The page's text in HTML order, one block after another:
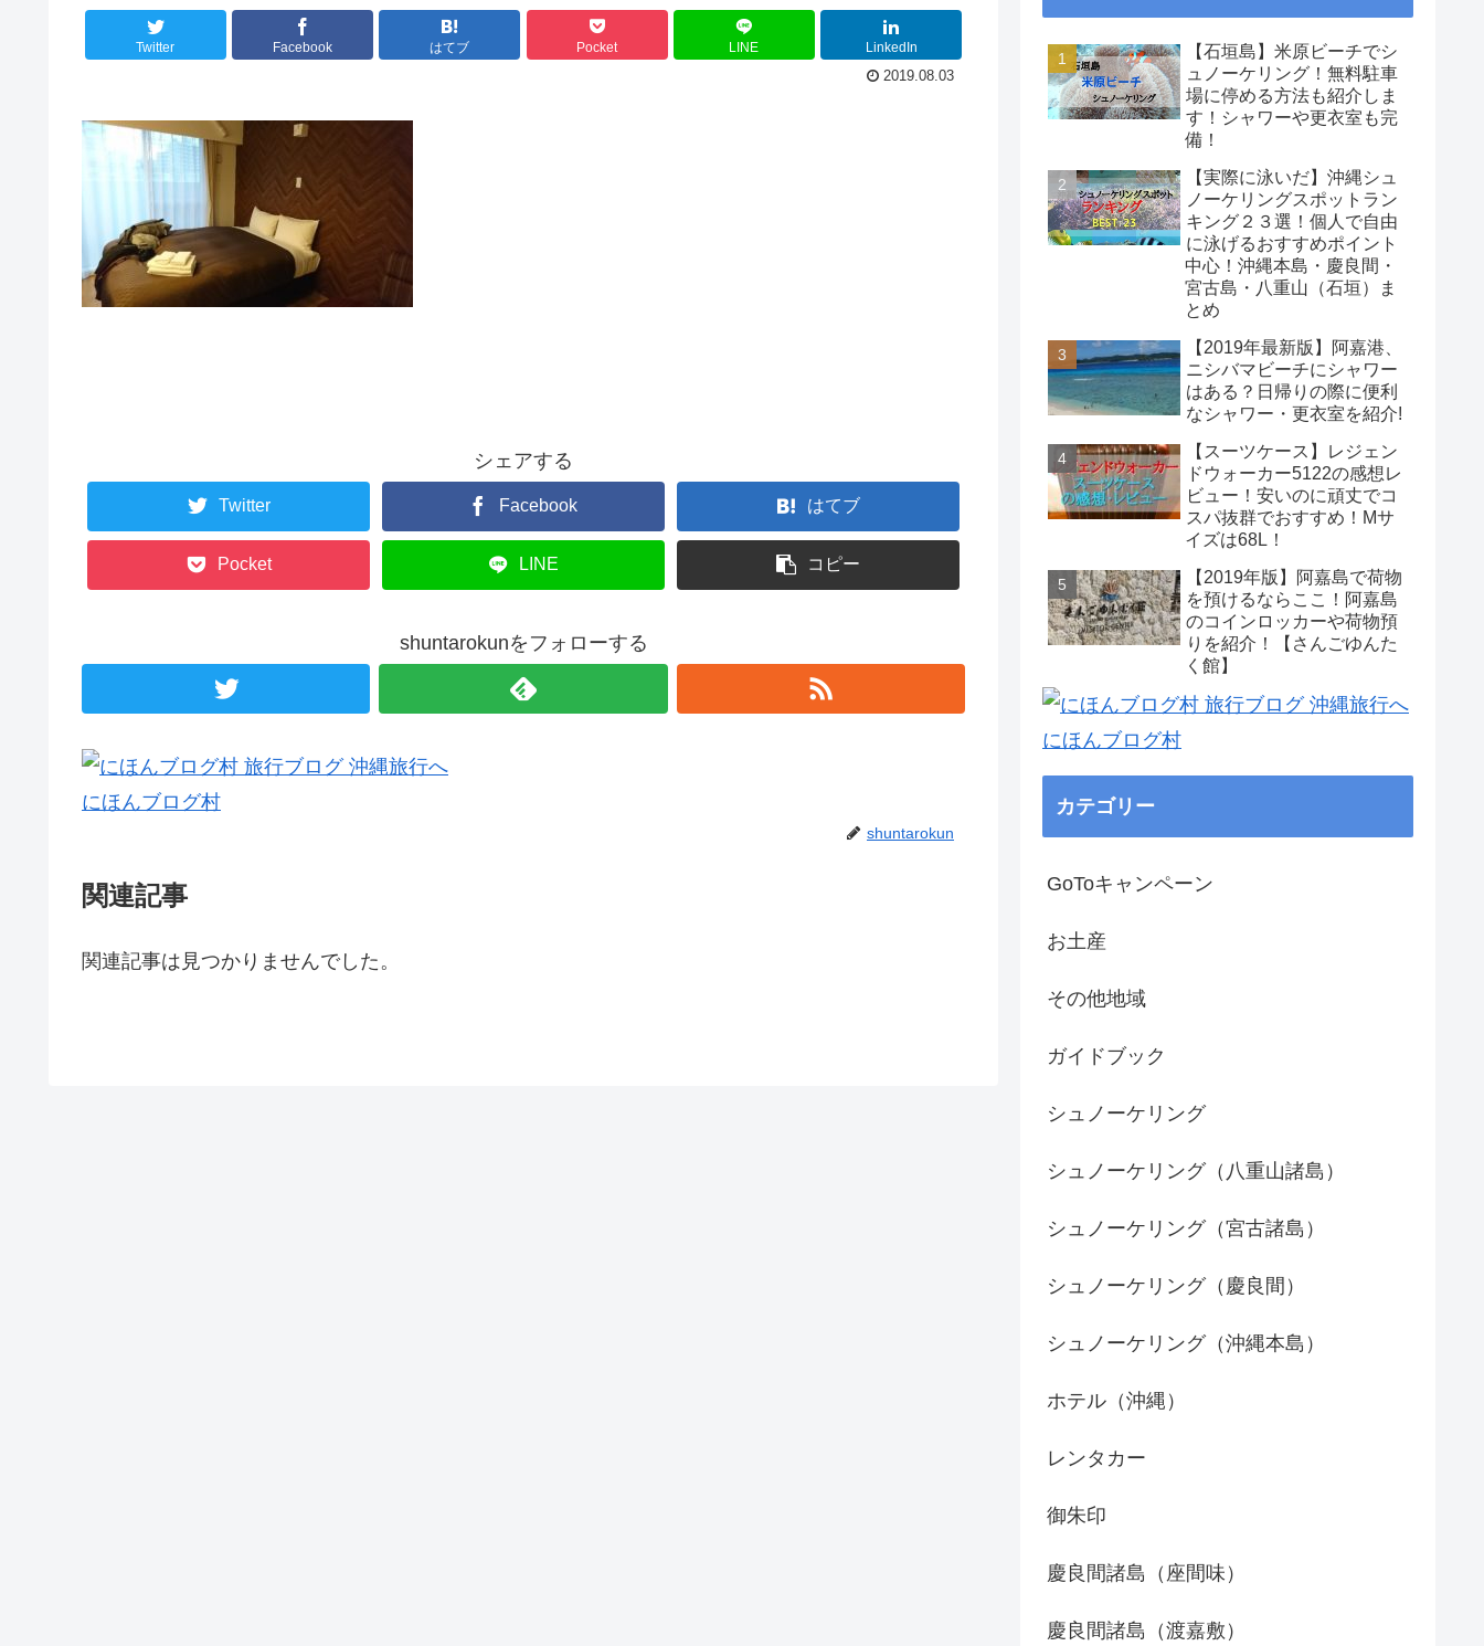
Twitter Facebook はてブ Pocket LINE
LinkedIn
2019.08.03
シェアする
Twitter Facebook はてブ
Pocket LINE コピー
shuntarokunをフォローする
にほんブログ村
shuntarokun
関連記事
関連記事は見つかりませんでした。
【石垣島】米原ビーチでシ
ュノーケリング！無料駐車
場に停める方法も紹介しま
す！シャワーや更衣室も完
備！
【実際に泳いだ】沖縄シュ
ノーケリングスポットラン
キング２３選！個人で自由
に泳げるおすすめポイント
中心！沖縄本島・慶良間・
宮古島・八重山（石垣）ま
とめ
【2019年最新版】阿嘉港、
ニシバマビーチにシャワー
はある？日帰りの際に便利
なシャワー・更衣室を紹介!
【スーツケース】レジェン
ドウォーカー5122の感想レ
ビュー！安いのに頑丈でコ
スパ抜群でおすすめ！Mサ
イズは68L！
【2019年版】阿嘉島で荷物
を預けるならここ！阿嘉島
のコインロッカーや荷物預
りを紹介！【さんごゆんた
く館】
にほんブログ村
カテゴリー
GoToキャンペーン
お土産
その他地域
ガイドブック
シュノーケリング
シュノーケリング（八重山諸島）
シュノーケリング（宮古諸島）
シュノーケリング（慶良間）
シュノーケリング（沖縄本島）
ホテル（沖縄）
レンタカー
御朱印
慶良間諸島（座間味）
慶良間諸島（渡嘉敷）